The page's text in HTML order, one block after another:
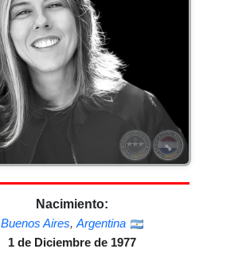
Nacimiento:
Buenos Aires, Argentina
1 de Diciembre de 1977